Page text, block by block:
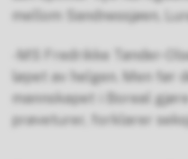
mellom Sandnessjøen,
-MS Fredrikke Tønder-
løpet av helgen. Men før
mannskapet i Boreal
prøveturer, forklarer